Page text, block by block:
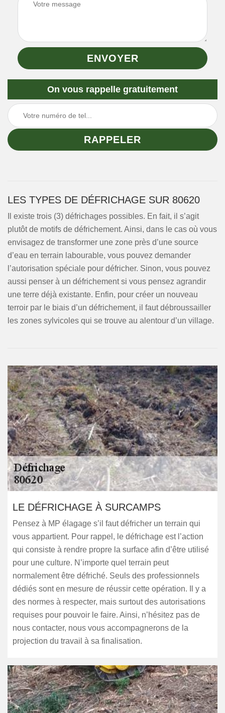
On vous rappelle gratuitement
LES TYPES DE DÉFRICHAGE SUR 80620
Il existe trois (3) défrichages possibles. En fait, il s’agit
plutôt de motifs de défrichement. Ainsi, dans le cas où vous
envisagez de transformer une zone près d’une source
d’eau en terrain labourable, vous pouvez demander
l’autorisation spéciale pour défricher. Sinon, vous pouvez
aussi penser à un défrichement si vous pensez agrandir
une terre déjà existante. Enfin, pour créer un nouveau
terroir par le biais d’un défrichement, il faut débroussailler
les zones sylvicoles qui se trouve au alentour d’un village.
LE DÉFRICHAGE À SURCAMPS
Pensez à MP élagage s’il faut défricher un terrain qui
vous appartient. Pour rappel, le défrichage est l’action
qui consiste à rendre propre la surface afin d’être utilisé
pour une culture. N’importe quel terrain peut
normalement être défriché. Seuls des professionnels
dédiés sont en mesure de réussir cette opération. Il y a
des normes à respecter, mais surtout des autorisations
requises pour pouvoir le faire. Ainsi, n’hésitez pas de
nous contacter, nous vous accompagnerons de la
projection du travail à sa finalisation.